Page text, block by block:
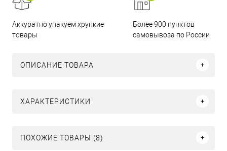
Аккуратно упакуем хрупкие
товары
Более 900 пунктов
самовывоза по России
ОПИСАНИЕ ТОВАРА
ХАРАКТЕРИСТИКИ
ПОХОЖИЕ ТОВАРЫ (8)